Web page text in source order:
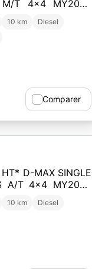
T 4x4 MY2026
10 km
Diesel
Comparer
D-MAX SINGLE
A/T 4x4 MY2026
10 km
Diesel